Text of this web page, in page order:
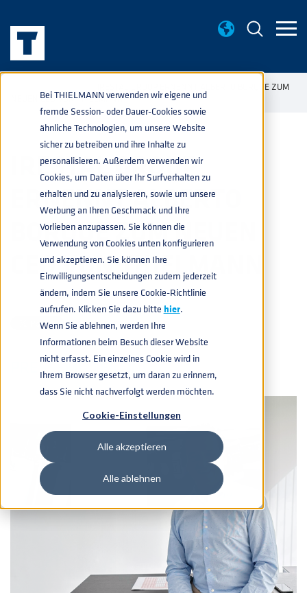
Bei THIELMANN verwenden wir eigene und
fremde Session- oder Dauer-Cookies sowie
ähnliche Technologien, um unsere Website
sicher zu betreiben und ihre Inhalte zu
personalisieren. Außerdem verwenden wir
Cookies, um Daten über Ihr Surfverhalten zu
erhalten und zu analysieren, sowie um unsere
Werbung an Ihren Geschmack und Ihre
Vorlieben anzupassen. Sie können die
Verwendung von Cookies unten konfigurieren
und akzeptieren. Sie können Ihre
Einwilligungsentscheidungen zudem jederzeit
ändern, indem Sie unsere Cookie-Richtlinie
aufrufen. Klicken Sie dazu bitte hier.
Wenn Sie ablehnen, werden Ihre
Informationen beim Besuch dieser Website
nicht erfasst. Ein einzelnes Cookie wird in
Ihrem Browser gesetzt, um daran zu erinnern,
dass Sie nicht nachverfolgt werden möchten.
Cookie-Einstellungen
Alle akzeptieren
Alle ablehnen
IRESTAL GROUP ERNENNT ALBERTO BORQUE ZUM
NEUEN CEO VON THIELMANN
IRESTAL GROUP
ERNENNT ALBERTO
BORQUE ZUM NEUEN
CEO VON THIELMANN
NEUIGKEITEN
PRESSEMITTEILUNG